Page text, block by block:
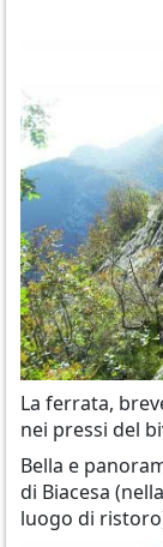
La ferrata,
nei pressi del
Bella e
di Biacesa
luogo di